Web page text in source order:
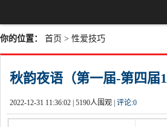
你的位置： 首页 > 性爱技巧
秋韵夜语（第一届-第四届1
2022-12-31 11:36:02 | 5190人围观 | 评论:0